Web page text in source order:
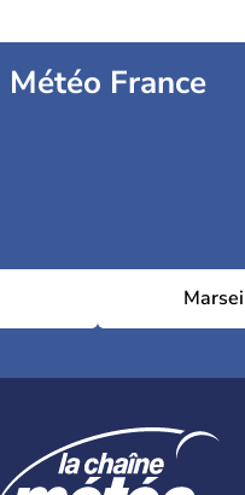
Météo France